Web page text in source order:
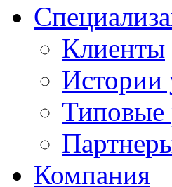
Клиенты
Истории
Типовые
Компания